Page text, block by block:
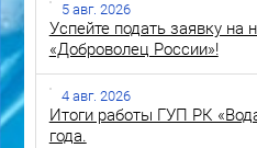
5 авг. 2026
Успейте подать заявку на
«Доброволец России»!
4 авг. 2026
Итоги работы ГУП РК
года.